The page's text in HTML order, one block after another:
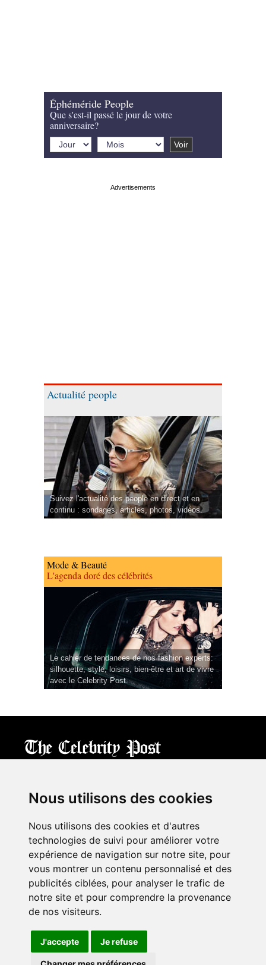
Nous utilisons des cookies
Nous utilisons des cookies et d'autres
technologies de suivi pour améliorer votre
expérience de navigation sur notre site, pour
vous montrer un contenu personnalisé et des
publicités ciblées, pour analyser le trafic de
notre site et pour comprendre la provenance
de nos visiteurs.
J'accepte Je refuse
Éphéméride People
Que s'est-il passé le jour de votre
anniversaire?
Actualité people
Suivez l'actualité des people en direct et en
continu : sondages, articles, photos, vidéos.
Mode & Beauté
L'agenda doré des célébrités
Le cahier de tendances de nos fashion experts:
silhouette, style, loisirs, bien-être et art de vivre
avec le Celebrity Post.
Terms of Use| Privacy|Cookies Policy (Mes préférences)
À propos
Mentions légales
Contact Us
Follow us on
Watch us on